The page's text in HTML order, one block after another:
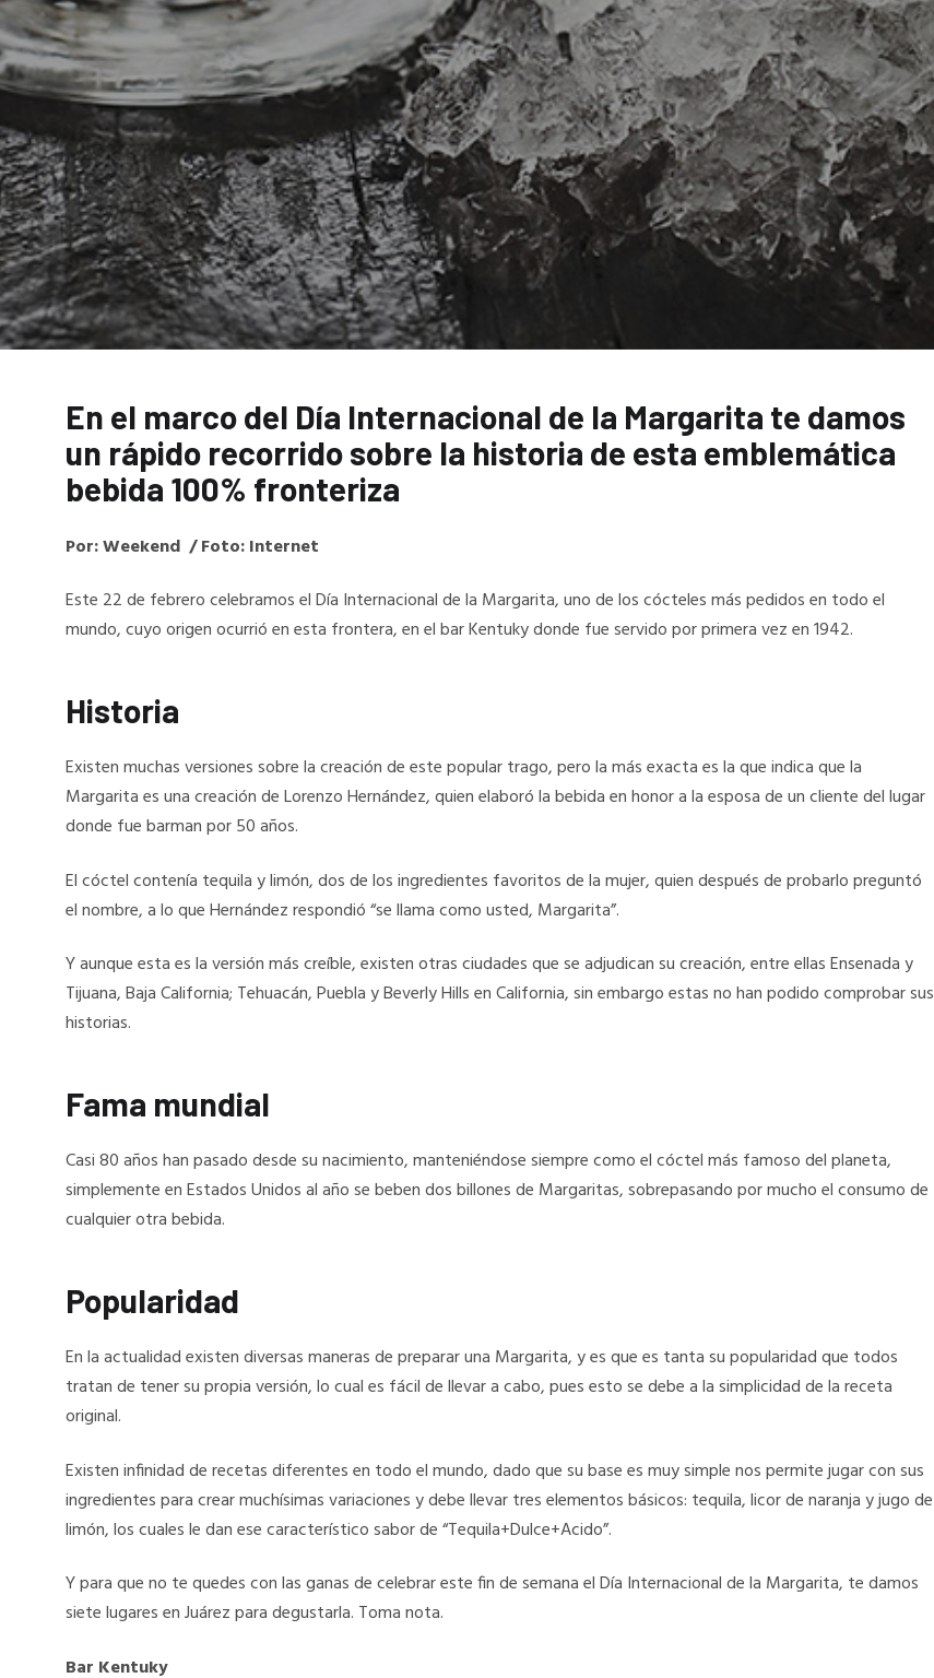
En el marco del Día Internacional de la Margarita te damos
un rápido recorrido sobre la historia de esta emblemática
bebida 100% fronteriza
Por: Weekend / Foto: Internet
Este 22 de febrero celebramos el Día Internacional de la Margarita, uno de los cócteles más pedidos en todo el
mundo, cuyo origen ocurrió en esta frontera, en el bar Kentuky donde fue servido por primera vez en 1942.
Historia
Existen muchas versiones sobre la creación de este popular trago, pero la más exacta es la que indica que la
Margarita es una creación de Lorenzo Hernández, quien elaboró la bebida en honor a la esposa de un cliente del lugar
donde fue barman por 50 años.
El cóctel contenía tequila y limón, dos de los ingredientes favoritos de la mujer, quien después de probarlo preguntó
el nombre, a lo que Hernández respondió “se llama como usted, Margarita”.
Y aunque esta es la versión más creíble, existen otras ciudades que se adjudican su creación, entre ellas Ensenada y
Tijuana, Baja California; Tehuacán, Puebla y Beverly Hills en California, sin embargo estas no han podido comprobar sus
historias.
Fama mundial
Casi 80 años han pasado desde su nacimiento, manteniéndose siempre como el cóctel más famoso del planeta,
simplemente en Estados Unidos al año se beben dos billones de Margaritas, sobrepasando por mucho el consumo de
cualquier otra bebida.
Popularidad
En la actualidad existen diversas maneras de preparar una Margarita, y es que es tanta su popularidad que todos
tratan de tener su propia versión, lo cual es fácil de llevar a cabo, pues esto se debe a la simplicidad de la receta
original.
Existen infinidad de recetas diferentes en todo el mundo, dado que su base es muy simple nos permite jugar con sus
ingredientes para crear muchísimas variaciones y debe llevar tres elementos básicos: tequila, licor de naranja y jugo de
limón, los cuales le dan ese característico sabor de “Tequila+Dulce+Acido”.
Y para que no te quedes con las ganas de celebrar este fin de semana el Día Internacional de la Margarita, te damos
siete lugares en Juárez para degustarla. Toma nota.
Bar Kentuky